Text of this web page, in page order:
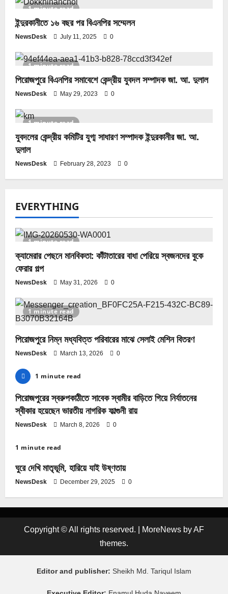
1 minute read
ইন্দুরকানীতে ১৬ বছর পর বিএনপির সম্মেলন
NewsDesk July 11, 2025 0
1 minute read
পিরোজপুরে বিএনপির সমাবেশে কেন্দ্রীয় যুবদল সম্পাদক জা. আ. দুলাল
NewsDesk May 29, 2023 0
1 minute read
যুবদলের কেন্দ্রীয় কমিটির যুগ্ম সাধারণ সম্পাদক ইন্দুরকানীর জা. আ.
দুলাল
NewsDesk February 28, 2023 0
EVERYTHING
1 minute read
ক্যামেরার পেছনে মানবিকতা: কাঁটাতারের বাধা পেরিয়ে স্বজনদের বুকে
ফেরার গল্প
NewsDesk May 31, 2026 0
1 minute read
পিরোজপুরে নিম্ন মধ্যবিত্ত পরিবারের মাঝে সেলাই মেশিন বিতরণ
NewsDesk March 13, 2026 0
1 minute read
পিরোজপুরের স্বরুপকাঠীতে সাবেক স্বামীর বাড়িতে গিয়ে নির্যাতনের
স্বীকার হয়েছেন ভারতীয় নাগরিক ফাল্গুনী রায়
NewsDesk March 8, 2026 0
1 minute read
ঘুরে দেখি মাতৃভূমি, হারিয়ে যাই উষ্ণতায়
NewsDesk December 29, 2025 0
Copyright © All rights reserved. MoreNews by AF
themes.
Editor and publisher: Sheikh Md. Tariqul Islam